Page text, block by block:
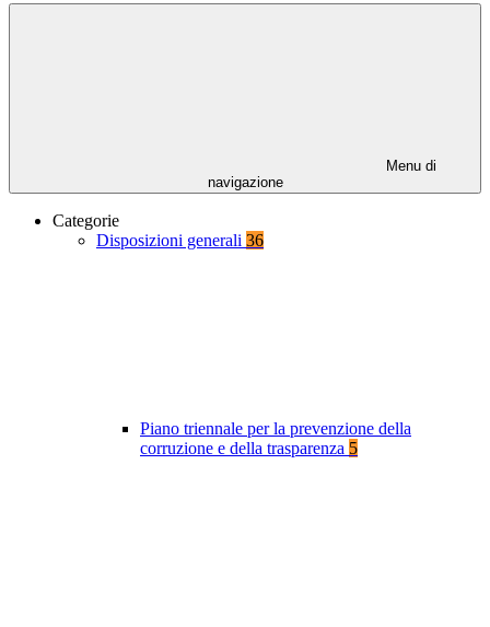
Menu di
navigazione
Categorie
Disposizioni generali 36
Piano triennale per la prevenzione della
corruzione e della trasparenza 5